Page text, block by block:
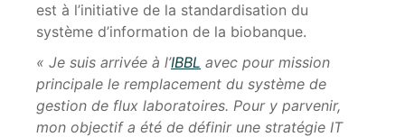
est à l’initiative de la standardisation du
système d’information de la biobanque.
« Je suis arrivée à l’IBBL avec pour mission
principale le remplacement du système de
gestion de flux laboratoires. Pour y parvenir,
mon objectif a été de définir une stratégie IT